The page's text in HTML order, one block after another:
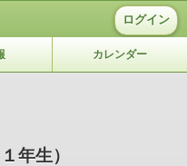
ログイン
カレンダー
年生）